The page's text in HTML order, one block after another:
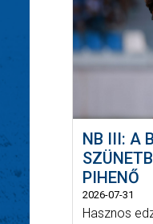
NB III: A
PIHENŐ
2026-07-31
Hasznos